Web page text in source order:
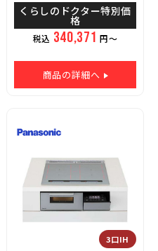
くらしのドクター特別価
格
税込 340,371 円～
商品の詳細へ
3口IH